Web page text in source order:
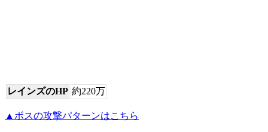
レインズのHP 約220万
▲ボスの攻撃パターンはこちら